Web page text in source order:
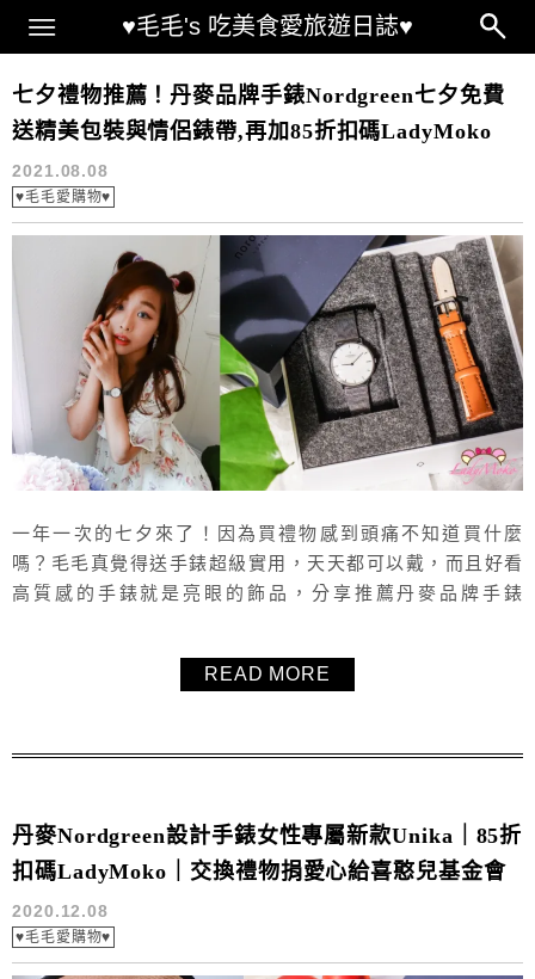
♥毛毛's 吃美食愛旅遊日誌♥
Main Menu
Nordgreen開箱
七夕禮物推薦！丹麥品牌手錶Nordgreen七夕免費
送精美包裝與情侶錶帶,再加85折扣碼LadyMoko
2021.08.08
♥毛毛愛購物♥
一年一次的七夕來了！因為買禮物感到頭痛不知道買什麼
嗎？毛毛真覺得送手錶超級實用，天天都可以戴，而且好看
高質感的手錶就是亮眼的飾品，分享推薦丹麥品牌手錶
還直接送精裝，買情侶對錶就直接送情侶錶帶！
READ MORE
丹麥Nordgreen設計手錶女性專屬新款Unika｜85折
扣碼LadyMoko｜交換禮物捐愛心給喜憨兒基金會
2020.12.08
♥毛毛愛購物♥